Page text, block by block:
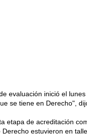
evaluación inició el
se tiene en Derecho",
etapa de acreditación
estuvieron en